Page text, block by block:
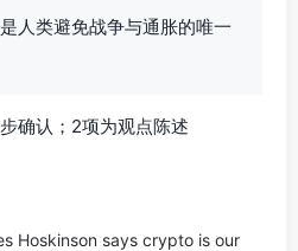
人类避免战争与通胀的唯一
确认；2项为观点陈述
Hoskinson says crypto is our